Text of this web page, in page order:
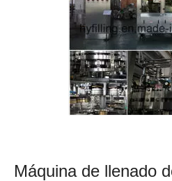
Máquina de llenado